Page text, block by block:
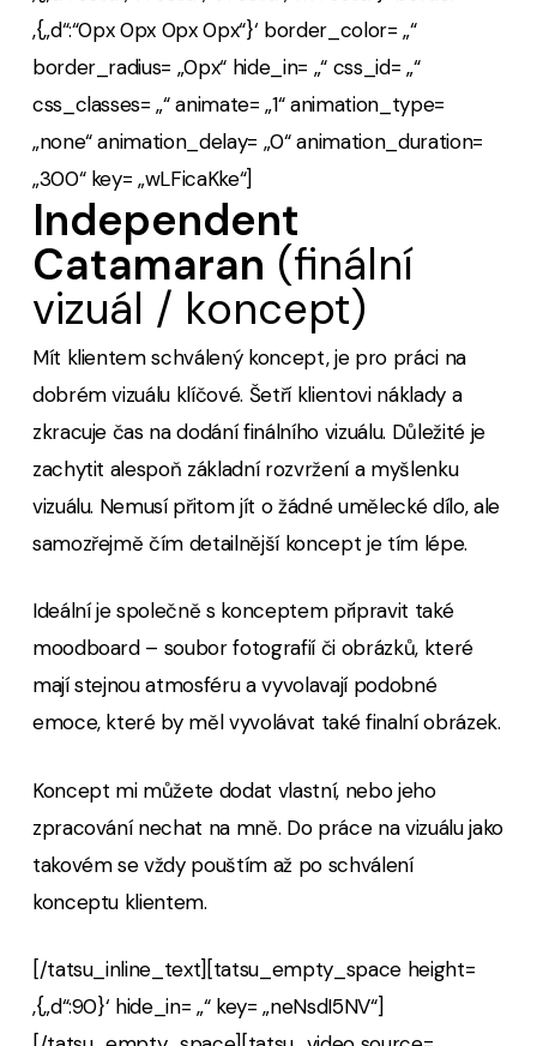
‚{„d“:“0px 0px 0px 0px“}‘ border_color= „“
border_radius= „0px“ hide_in= „“ css_id= „“
css_classes= „“ animate= „1“ animation_type=
„none“ animation_delay= „0“ animation_duration=
„300“ key= „wLFicaKke“]
Independent
Catamaran (finální
vizuál / koncept)
Mít klientem schválený koncept, je pro práci na
dobrém vizuálu klíčové. Šetří klientovi náklady a
zkracuje čas na dodání finálního vizuálu. Důležité je
zachytit alespoň základní rozvržení a myšlenku
vizuálu. Nemusí přitom jít o žádné umělecké dílo, ale
samozřejmě čím detailnější koncept je tím lépe.
Ideální je společně s konceptem připravit také
moodboard – soubor fotografií či obrázků, které
mají stejnou atmosféru a vyvolavají podobné
emoce, které by měl vyvolávat také finalní obrázek.
Koncept mi můžete dodat vlastní, nebo jeho
zpracování nechat na mně. Do práce na vizuálu jako
takovém se vždy pouštím až po schválení
konceptu klientem.
[/tatsu_inline_text][tatsu_empty_space height=
‚{„d“:90}‘ hide_in= „“ key= „neNsdI5NV“]